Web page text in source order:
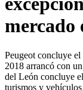
mercado
Peugeot concluye
2018 arrancó con
del León concluye
turismos y